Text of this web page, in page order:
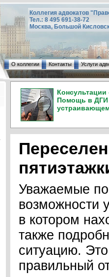
Коллегия адвокатов
Тел.: 8 495 691-38-72
Москва, Большой
О коллегии Контакты Услуги
Помощь в ДГИ
Уважаемые
возможности
в котором
также
ситуацию.
правильный